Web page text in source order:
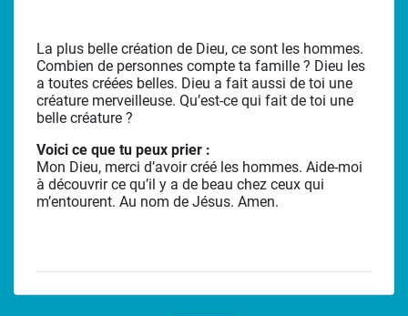
La plus belle création de Dieu, ce sont les hommes.
Combien de personnes compte ta famille ? Dieu les
a toutes créées belles. Dieu a fait aussi de toi une
créature merveilleuse. Qu’est-ce qui fait de toi une
belle créature ?
Voici ce que tu peux prier :
Mon Dieu, merci d’avoir créé les hommes. Aide-moi
à découvrir ce qu’il y a de beau chez ceux qui
m’entourent. Au nom de Jésus. Amen.